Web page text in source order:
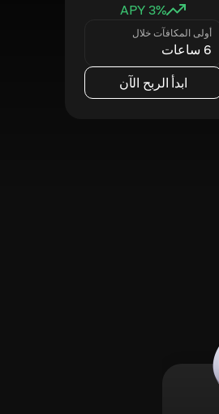
3% APY
أولى المكافآت خلال
6 ساعات
ابدأ الربح الآن